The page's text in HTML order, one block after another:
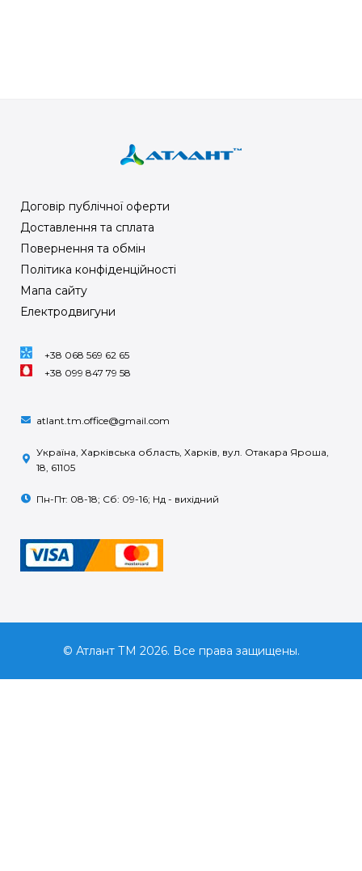
Договір публічної оферти
Доставлення та сплата
Повернення та обмін
Політика конфіденційності
Мапа сайту
Електродвигуни
+38 068 569 62 65
+38 099 847 79 58
atlant.tm.office@gmail.com
Україна, Харківська область, Харків, вул. Отакара Яроша,
18, 61105
Пн-Пт: 08-18; Сб: 09-16; Нд - вихідний
© Атлант ТМ 2026. Все права защищены.